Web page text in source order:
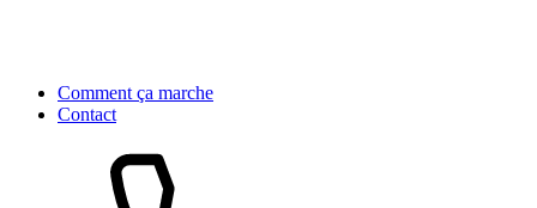
Comment ça marche
Contact